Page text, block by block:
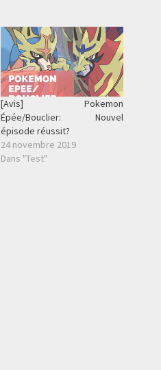
[Avis] Pokemon
Épée/Bouclier: Nouvel
épisode réussit?
24 novembre 2019
Dans "Test"